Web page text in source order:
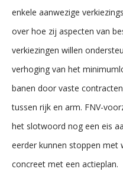
enkele aanwezige
over hoe zij aspecten van
verkiezingen willen
verhoging van het
banen door vaste
tussen rijk en arm. FNV-
het slotwoord nog een eis
eerder kunnen stoppen met
concreet met een actieplan.